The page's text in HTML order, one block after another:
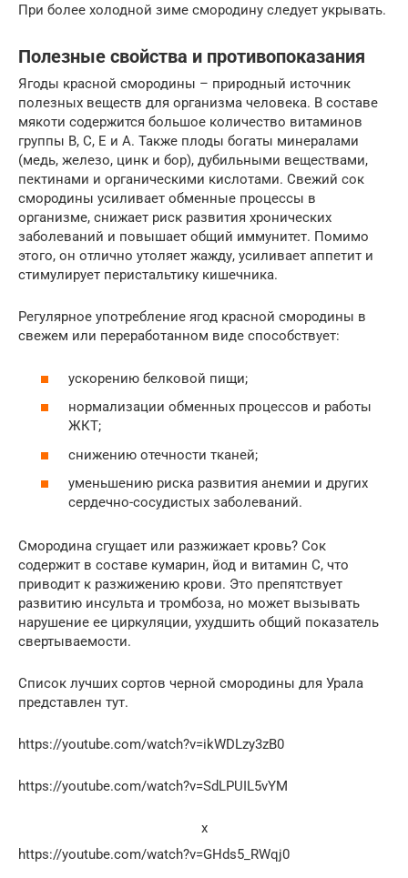
При более холодной зиме смородину следует укрывать.
Полезные свойства и противопоказания
Ягоды красной смородины – природный источник
полезных веществ для организма человека. В составе
мякоти содержится большое количество витаминов
группы B, C, Е и A. Также плоды богаты минералами
(медь, железо, цинк и бор), дубильными веществами,
пектинами и органическими кислотами. Свежий сок
смородины усиливает обменные процессы в
организме, снижает риск развития хронических
заболеваний и повышает общий иммунитет. Помимо
этого, он отлично утоляет жажду, усиливает аппетит и
стимулирует перистальтику кишечника.
Регулярное употребление ягод красной смородины в
свежем или переработанном виде способствует:
ускорению белковой пищи;
нормализации обменных процессов и работы
ЖКТ;
снижению отечности тканей;
уменьшению риска развития анемии и других
сердечно-сосудистых заболеваний.
Смородина сгущает или разжижает кровь? Сок
содержит в составе кумарин, йод и витамин С, что
приводит к разжижению крови. Это препятствует
развитию инсульта и тромбоза, но может вызывать
нарушение ее циркуляции, ухудшить общий показатель
свертываемости.
Список лучших сортов черной смородины для Урала
представлен тут.
https://youtube.com/watch?v=ikWDLzy3zB0
https://youtube.com/watch?v=SdLPUIL5vYM
x
https://youtube.com/watch?v=GHds5_RWqj0